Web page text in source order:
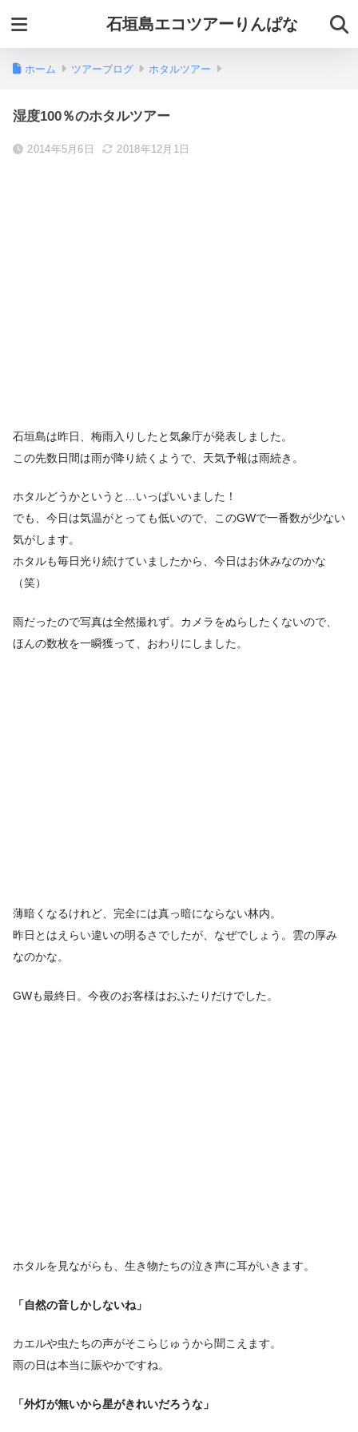
石垣島エコツアーりんぱな
ホーム ツアーブログ ホタルツアー
湿度100％のホタルツアー
2014年5月6日 2018年12月1日
石垣島は昨日、梅雨入りしたと気象庁が発表しました。
この先数日間は雨が降り続くようで、天気予報は雨続き。
ホタルどうかというと…いっぱいいました！
でも、今日は気温がとっても低いので、このGWで一番数が少ない
気がします。
ホタルも毎日光り続けていましたから、今日はお休みなのかな
（笑）
雨だったので写真は全然撮れず。カメラをぬらしたくないので、
ほんの数枚を一瞬獲って、おわりにしました。
薄暗くなるけれど、完全には真っ暗にならない林内。
昨日とはえらい違いの明るさでしたが、なぜでしょう。雲の厚み
なのかな。
GWも最終日。今夜のお客様はおふたりだけでした。
ホタルを見ながらも、生き物たちの泣き声に耳がいきます。
「自然の音しかしないね」
カエルや虫たちの声がそこらじゅうから聞こえます。
雨の日は本当に賑やかですね。
「外灯が無いから星がきれいだろうな」